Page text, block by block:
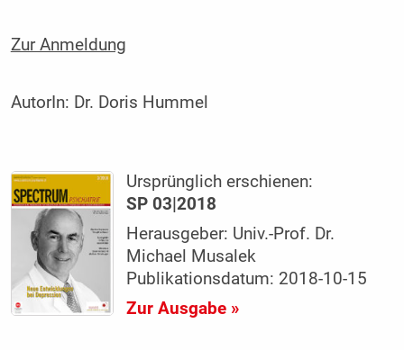
Zur Anmeldung
AutorIn: Dr. Doris Hummel
Ursprünglich erschienen:
SP 03|2018
Herausgeber: Univ.-Prof. Dr.
Michael Musalek
Publikationsdatum: 2018-10-15
Zur Ausgabe »